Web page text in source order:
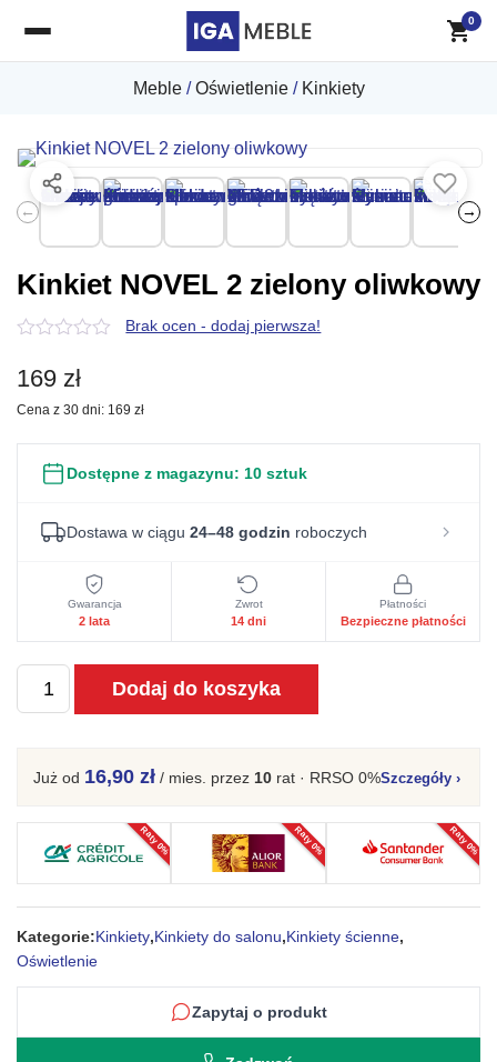
Meble/Oświetlenie/ Kinkiety
← →
Kinkiet NOVEL 2 zielony oliwkowy
z
5
Brak ocen - dodaj pierwsza!
169 zł
Cena z 30 dni: 169 zł
Dostępne z magazynu: 10 sztuk
Dostawa w ciągu 24–48 godzin roboczych
Gwarancja
2 lata
Zwrot
14 dni
Płatności
Bezpieczne płatności
ilość
Kinkiet
oliwkowy
Dodaj do koszyka
Już od 16,90 zł / mies. przez 10 rat · RRSO 0%Szczegóły ›
Raty 0% Raty 0% Raty 0%
Kategorie:Kinkiety,Kinkiety do salonu,Kinkiety ścienne,
Oświetlenie
Zapytaj o produkt
0